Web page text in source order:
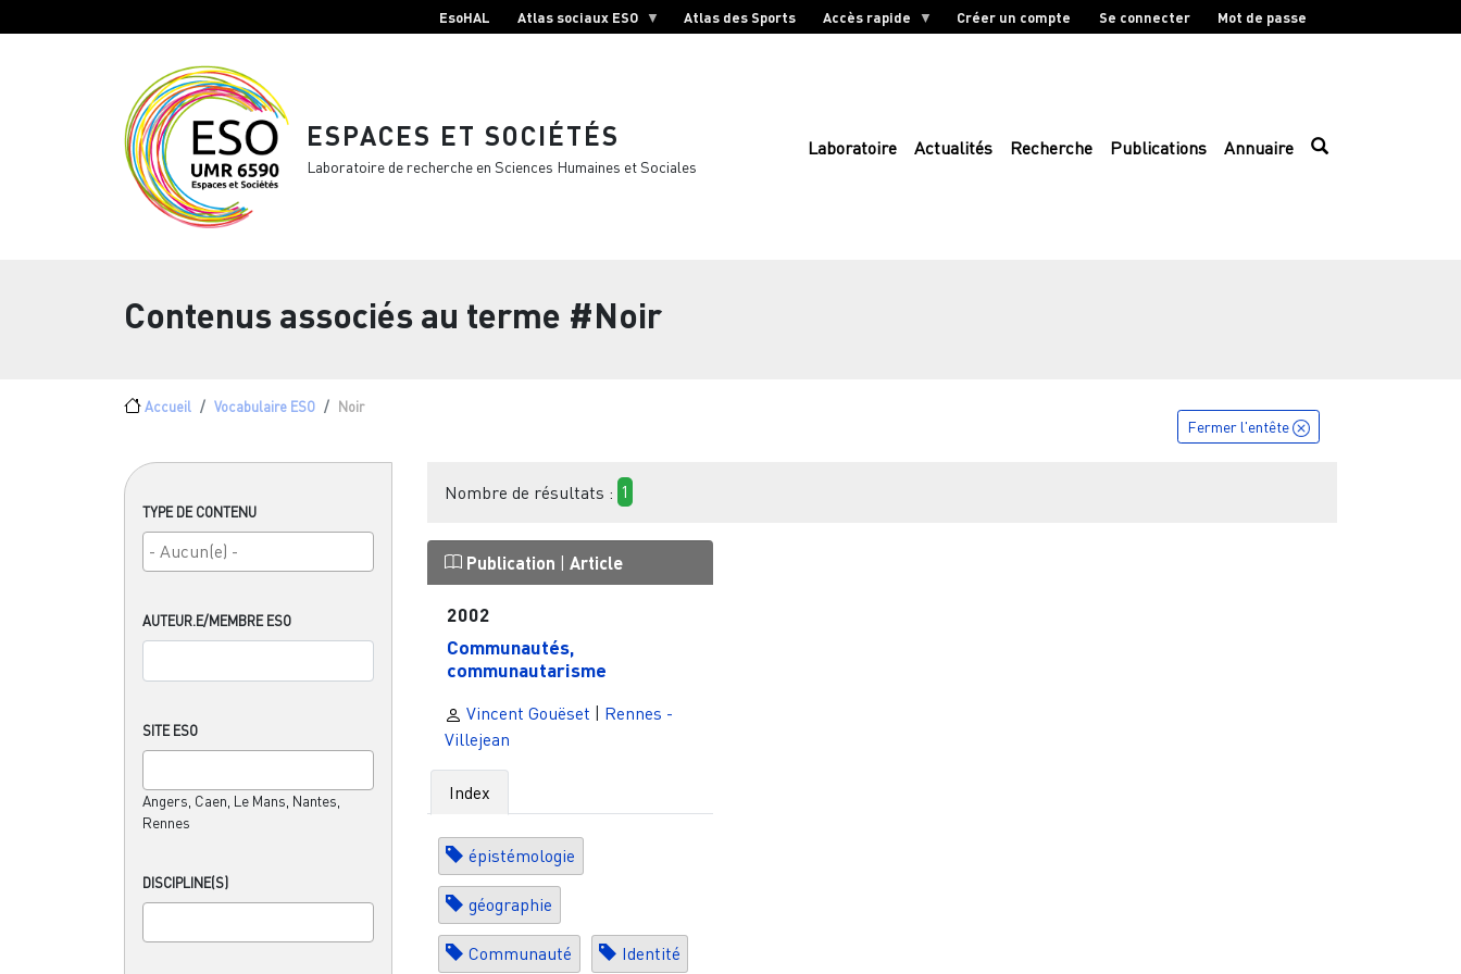
EsoHAL Atlas sociaux ESO Atlas des Sports Accès rapide Créer un compte Se connecter Mot de passe
ESPACES ET SOCIÉTÉS
Laboratoire de recherche en Sciences Humaines et Sociales
Laboratoire Actualités Recherche Publications Annuaire
Contenus associés au terme #Noir
Fil d'Ariane
Accueil Vocabulaire ESO Noir
TYPE DE CONTENU
AUTEUR.E/MEMBRE ESO
SITE ESO
Angers, Caen, Le Mans, Nantes,
Rennes
DISCIPLINE(S)
Fermer l'entête
Nombre de résultats : 1
Publication | Article
2002
Communautés,
communautarisme
Vincent Gouëset | Rennes -
Villejean
Index
épistémologie
géographie
Communauté Identité